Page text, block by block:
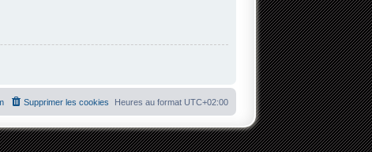
Heures au format UTC+02:00
Supprimer les cookies